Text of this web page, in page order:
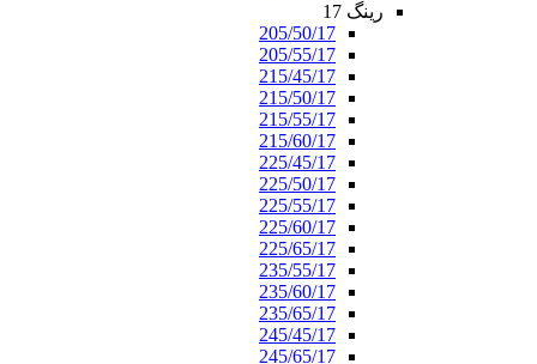
رینگ 17
205/50/17
205/55/17
215/45/17
215/50/17
215/55/17
215/60/17
225/45/17
225/50/17
225/55/17
225/60/17
225/65/17
235/55/17
235/60/17
235/65/17
245/45/17
245/65/17